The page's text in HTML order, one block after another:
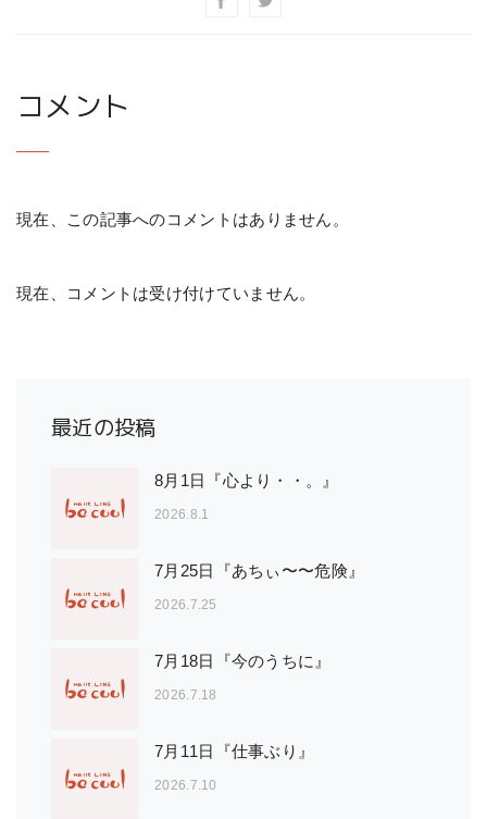
コメント
現在、この記事へのコメントはありません。
現在、コメントは受け付けていません。
最近の投稿
8月1日『心より・・。』
2026.8.1
7月25日『あちぃ〜〜危険』
2026.7.25
7月18日『今のうちに』
2026.7.18
7月11日『仕事ぶり』
2026.7.10